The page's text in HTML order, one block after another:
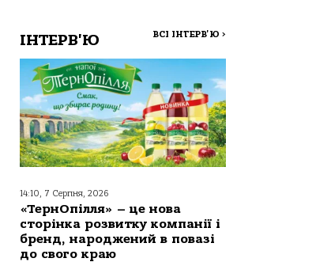
ІНТЕРВ'Ю ВСІ ІНТЕРВ'Ю >
14:10, 7 Серпня, 2026
«ТернОпілля» – це нова
сторінка розвитку компанії і
бренд, народжений в повазі
до свого краю